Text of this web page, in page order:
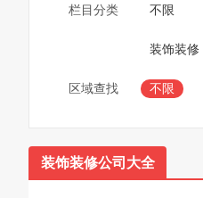
栏目分类 不限
装饰装修
区域查找 不限
装饰装修公司大全